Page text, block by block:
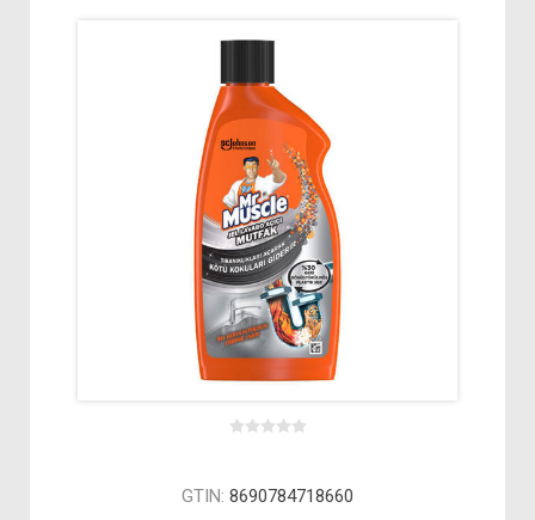
GTIN: 8690784718660